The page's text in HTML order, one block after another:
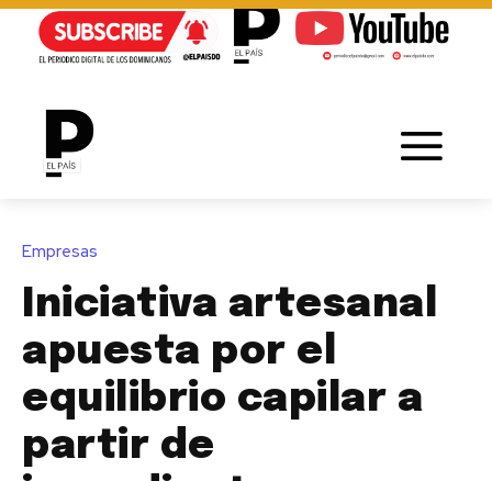
Empresas
Iniciativa artesanal
apuesta por el
equilibrio capilar a
partir de